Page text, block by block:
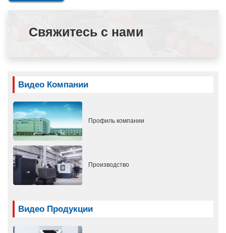
Свяжитесь с нами
Видео Компании
Профиль компании
Производство
Видео Продукции